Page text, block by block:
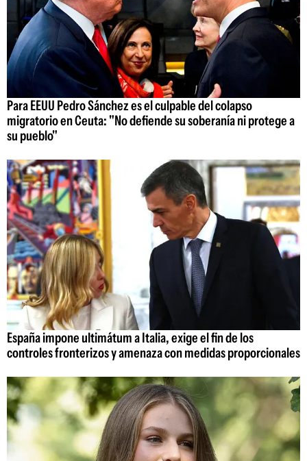
Para EEUU Pedro Sánchez es el culpable del colapso
migratorio en Ceuta: "No defiende su soberanía ni protege a
su pueblo"
España impone ultimátum a Italia, exige el fin de los
controles fronterizos y amenaza con medidas proporcionales